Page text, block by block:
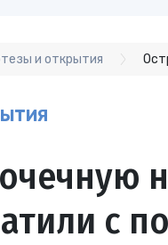
и открытия
с